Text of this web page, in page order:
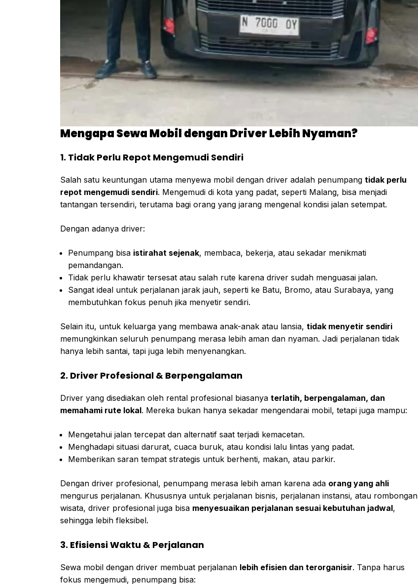
Mengapa Sewa Mobil dengan Driver Lebih Nyaman?
1. Tidak Perlu Repot Mengemudi Sendiri
Salah satu keuntungan utama menyewa mobil dengan driver adalah penumpang tidak perlu
repot mengemudi sendiri. Mengemudi di kota yang padat, seperti Malang, bisa menjadi
tantangan tersendiri, terutama bagi orang yang jarang mengenal kondisi jalan setempat.
Dengan adanya driver:
Penumpang bisa istirahat sejenak, membaca, bekerja, atau sekadar menikmati
pemandangan.
Tidak perlu khawatir tersesat atau salah rute karena driver sudah menguasai jalan.
Sangat ideal untuk perjalanan jarak jauh, seperti ke Batu, Bromo, atau Surabaya, yang
membutuhkan fokus penuh jika menyetir sendiri.
Selain itu, untuk keluarga yang membawa anak-anak atau lansia, tidak menyetir sendiri
memungkinkan seluruh penumpang merasa lebih aman dan nyaman. Jadi perjalanan tidak
hanya lebih santai, tapi juga lebih menyenangkan.
2. Driver Profesional & Berpengalaman
Driver yang disediakan oleh rental profesional biasanya terlatih, berpengalaman, dan
memahami rute lokal. Mereka bukan hanya sekadar mengendarai mobil, tetapi juga mampu:
Mengetahui jalan tercepat dan alternatif saat terjadi kemacetan.
Menghadapi situasi darurat, cuaca buruk, atau kondisi lalu lintas yang padat.
Memberikan saran tempat strategis untuk berhenti, makan, atau parkir.
Dengan driver profesional, penumpang merasa lebih aman karena ada orang yang ahli
mengurus perjalanan. Khususnya untuk perjalanan bisnis, perjalanan instansi, atau rombongan
wisata, driver profesional juga bisa menyesuaikan perjalanan sesuai kebutuhan jadwal,
sehingga lebih fleksibel.
3. Efisiensi Waktu & Perjalanan
Sewa mobil dengan driver membuat perjalanan lebih efisien dan terorganisir. Tanpa harus
fokus mengemudi, penumpang bisa: